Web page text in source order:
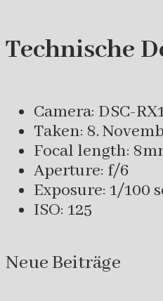
Technische
Camera: DSC-
Taken: 8.
Focal length:
Aperture: f/6
Exposure: 1/100
ISO: 125
Neue Beiträge